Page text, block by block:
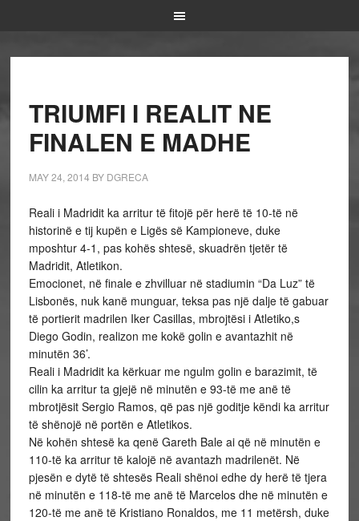
TRIUMFI I REALIT NE
FINALEN E MADHE
MAY 24, 2014 BY DGRECA
Reali i Madridit ka arritur të fitojë për herë të 10-të në
historinë e tij kupën e Ligës së Kampioneve, duke
mposhtur 4-1, pas kohës shtesë, skuadrën tjetër të
Madridit, Atletikon.
Emocionet, në finale e zhvilluar në stadiumin “Da Luz” të
Lisbonës, nuk kanë munguar, teksa pas një dalje të gabuar
të portierit madrilen Iker Casillas, mbrojtësi i Atletiko,s
Diego Godin, realizon me kokë golin e avantazhit në
minutën 36’.
Reali i Madridit ka kërkuar me ngulm golin e barazimit, të
cilin ka arritur ta gjejë në minutën e 93-të me anë të
mbrotjësit Sergio Ramos, që pas një goditje këndi ka arritur
të shënojë në portën e Atletikos.
Në kohën shtesë ka qenë Gareth Bale ai që në minutën e
110-të ka arritur të kalojë në avantazh madrilenët. Në
pjesën e dytë të shtesës Reali shënoi edhe dy herë të tjera
në minutën e 118-të me anë të Marcelos dhe në minutën e
120-të me anë të Kristiano Ronaldos, me 11 metërsh, duke